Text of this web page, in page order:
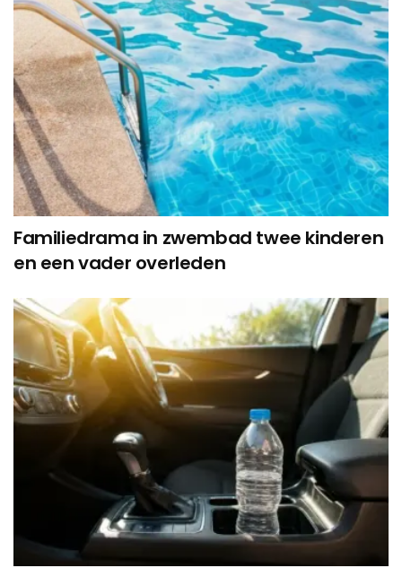
Familiedrama in zwembad twee kinderen
en een vader overleden